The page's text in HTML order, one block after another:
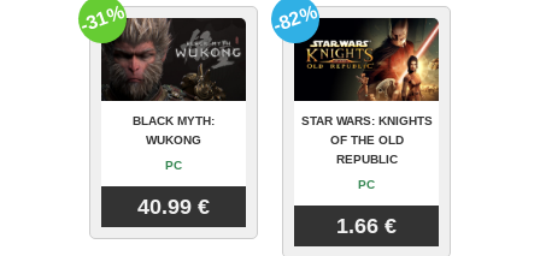
BLACK MYTH:
WUKONG
PC
40.99 €
-31%
STAR WARS: KNIGHTS
OF THE OLD
REPUBLIC
PC
1.66 €
-82%